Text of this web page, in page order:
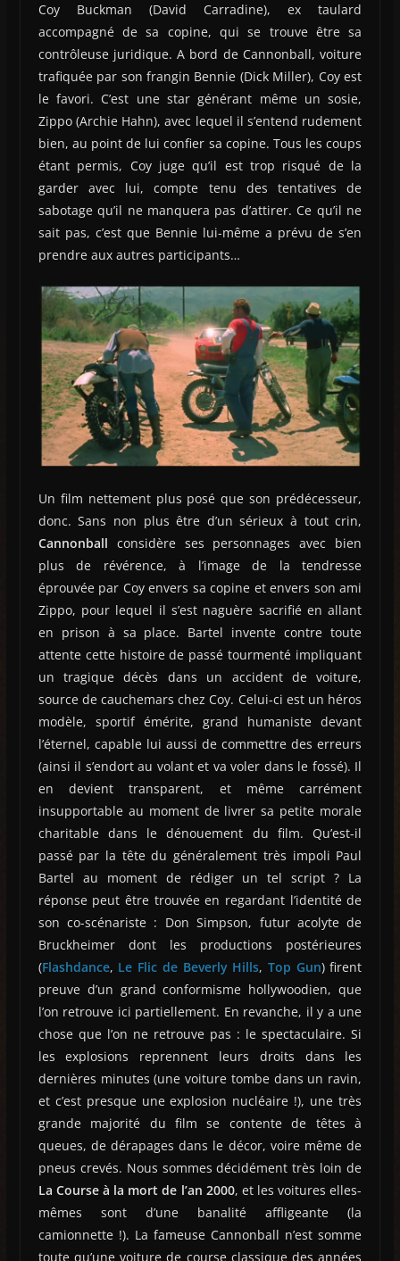
Coy Buckman (David Carradine), ex taulard
accompagné de sa copine, qui se trouve être sa
contrôleuse juridique. A bord de Cannonball, voiture
trafiquée par son frangin Bennie (Dick Miller), Coy est
le favori. C’est une star générant même un sosie,
Zippo (Archie Hahn), avec lequel il s’entend rudement
bien, au point de lui confier sa copine. Tous les coups
étant permis, Coy juge qu’il est trop risqué de la
garder avec lui, compte tenu des tentatives de
sabotage qu’il ne manquera pas d’attirer. Ce qu’il ne
sait pas, c’est que Bennie lui-même a prévu de s’en
prendre aux autres participants…
Un film nettement plus posé que son prédécesseur,
donc. Sans non plus être d’un sérieux à tout crin,
Cannonball considère ses personnages avec bien
plus de révérence, à l’image de la tendresse
éprouvée par Coy envers sa copine et envers son ami
Zippo, pour lequel il s’est naguère sacrifié en allant
en prison à sa place. Bartel invente contre toute
attente cette histoire de passé tourmenté impliquant
un tragique décès dans un accident de voiture,
source de cauchemars chez Coy. Celui-ci est un héros
modèle, sportif émérite, grand humaniste devant
l’éternel, capable lui aussi de commettre des erreurs
(ainsi il s’endort au volant et va voler dans le fossé). Il
en devient transparent, et même carrément
insupportable au moment de livrer sa petite morale
charitable dans le dénouement du film. Qu’est-il
passé par la tête du généralement très impoli Paul
Bartel au moment de rédiger un tel script ? La
réponse peut être trouvée en regardant l’identité de
son co-scénariste : Don Simpson, futur acolyte de
Bruckheimer dont les productions postérieures
(Flashdance, Le Flic de Beverly Hills, Top Gun) firent
preuve d’un grand conformisme hollywoodien, que
l’on retrouve ici partiellement. En revanche, il y a une
chose que l’on ne retrouve pas : le spectaculaire. Si
les explosions reprennent leurs droits dans les
dernières minutes (une voiture tombe dans un ravin,
et c’est presque une explosion nucléaire !), une très
grande majorité du film se contente de têtes à
queues, de dérapages dans le décor, voire même de
pneus crevés. Nous sommes décidément très loin de
La Course à la mort de l’an 2000, et les voitures elles-
mêmes sont d’une banalité affligeante (la
camionnette !). La fameuse Cannonball n’est somme
toute qu’une voiture de course classique des années